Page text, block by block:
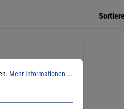
Mehr Informationen ...